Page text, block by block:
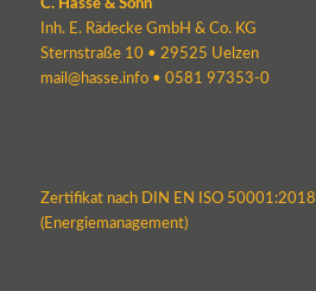
C. Hasse & Sohn
Inh. E. Rädecke GmbH & Co. KG
Sternstraße 10 • 29525 Uelzen
mail@hasse.info• 0581 97353-0
Zertifikat nach DIN EN ISO 50001:2018
(Energiemanagement)